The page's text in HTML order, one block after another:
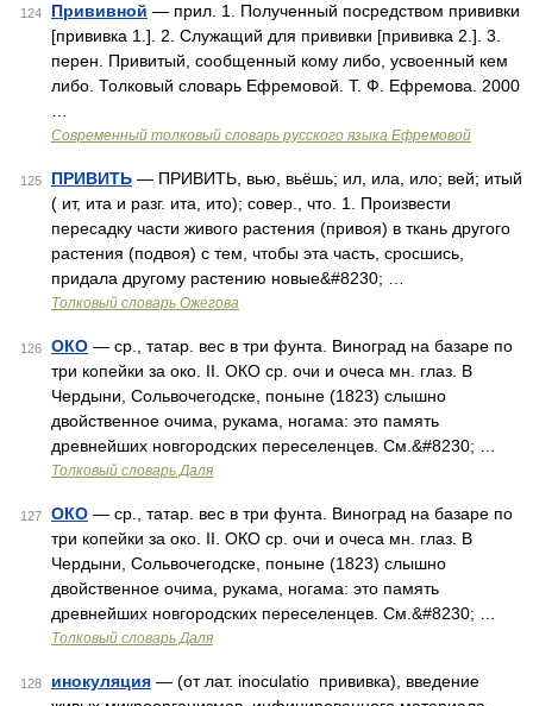
124 Прививной — прил. 1. Полученный посредством прививки
[прививка 1.]. 2. Служащий для прививки [прививка 2.]. 3.
перен. Привитый, сообщенный кому либо, усвоенный кем
либо. Толковый словарь Ефремовой. Т. Ф. Ефремова. 2000
Современный толковый словарь русского языка Ефремовой
125 ПРИВИТЬ — ПРИВИТЬ, вью, вьёшь; ил, ила, ило; вей; итый
( ит, ита и разг. ита, ито); совер., что. 1. Произвести
пересадку части живого растения (привоя) в ткань другого
растения (подвоя) с тем, чтобы эта часть, сросшись,
придала другому растению новые&#8230; …
Толковый словарь Ожегова
126 ОКО — ср., татар. вес в три фунта. Виноград на базаре по
три копейки за око. II. ОКО ср. очи и очеса мн. глаз. В
Чердыни, Сольвочегодске, поныне (1823) слышно
двойственное очима, рукама, ногама: это память
древнейших новгородских переселенцев. См.&#8230; …
Толковый словарь Даля
127 ОКО — ср., татар. вес в три фунта. Виноград на базаре по
три копейки за око. II. ОКО ср. очи и очеса мн. глаз. В
Чердыни, Сольвочегодске, поныне (1823) слышно
двойственное очима, рукама, ногама: это память
древнейших новгородских переселенцев. См.&#8230; …
Толковый словарь Даля
128 инокуляция — (от лат. inoculatio прививка), введение